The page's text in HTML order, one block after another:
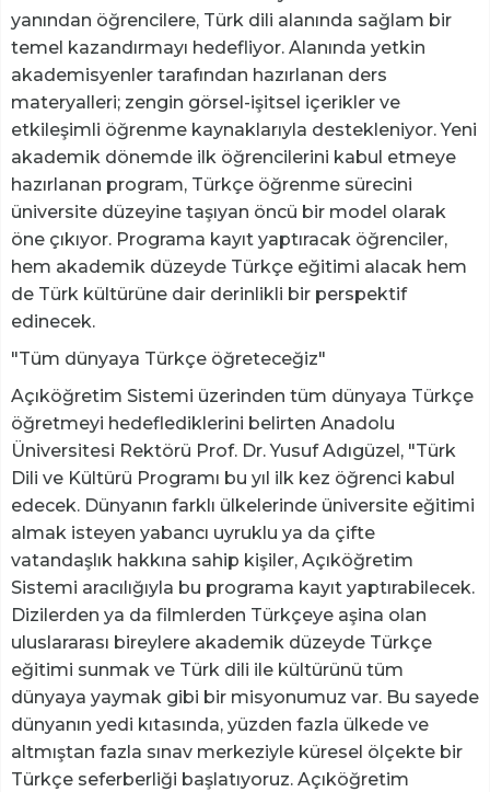
yanından öğrencilere, Türk dili alanında sağlam bir
temel kazandırmayı hedefliyor. Alanında yetkin
akademisyenler tarafından hazırlanan ders
materyalleri; zengin görsel-işitsel içerikler ve
etkileşimli öğrenme kaynaklarıyla destekleniyor. Yeni
akademik dönemde ilk öğrencilerini kabul etmeye
hazırlanan program, Türkçe öğrenme sürecini
üniversite düzeyine taşıyan öncü bir model olarak
öne çıkıyor. Programa kayıt yaptıracak öğrenciler,
hem akademik düzeyde Türkçe eğitimi alacak hem
de Türk kültürüne dair derinlikli bir perspektif
edinecek.
"Tüm dünyaya Türkçe öğreteceğiz"
Açıköğretim Sistemi üzerinden tüm dünyaya Türkçe
öğretmeyi hedeflediklerini belirten Anadolu
Üniversitesi Rektörü Prof. Dr. Yusuf Adıgüzel, "Türk
Dili ve Kültürü Programı bu yıl ilk kez öğrenci kabul
edecek. Dünyanın farklı ülkelerinde üniversite eğitimi
almak isteyen yabancı uyruklu ya da çifte
vatandaşlık hakkına sahip kişiler, Açıköğretim
Sistemi aracılığıyla bu programa kayıt yaptırabilecek.
Dizilerden ya da filmlerden Türkçeye aşina olan
uluslararası bireylere akademik düzeyde Türkçe
eğitimi sunmak ve Türk dili ile kültürünü tüm
dünyaya yaymak gibi bir misyonumuz var. Bu sayede
dünyanın yedi kıtasında, yüzden fazla ülkede ve
altmıştan fazla sınav merkeziyle küresel ölçekte bir
Türkçe seferberliği başlatıyoruz. Açıköğretim